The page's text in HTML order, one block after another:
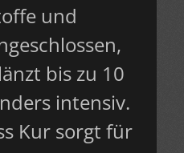
und
bis zu 10
intensiv.
Kur sorgt für